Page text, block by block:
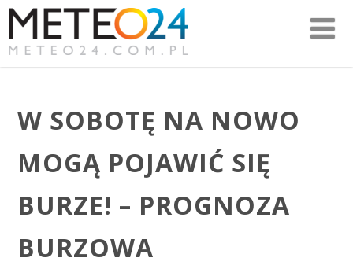
W SOBOTĘ NA NOWO
MOGĄ POJAWIĆ SIĘ
BURZE! – PROGNOZA
BURZOWA